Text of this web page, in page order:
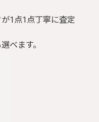
1点1点丁寧に査定
べます。